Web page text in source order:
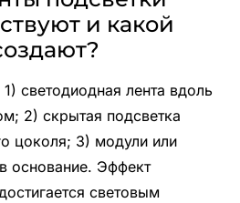
и какой
светодиодная лента вдоль
2) скрытая подсветка
цоколя; 3) модули или
основание. Эффект
световым